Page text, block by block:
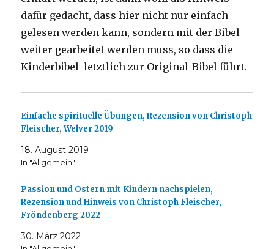
dafür gedacht, dass hier nicht nur einfach
gelesen werden kann, sondern mit der Bibel
weiter gearbeitet werden muss, so dass die
Kinderbibel letztlich zur Original-Bibel führt.
Einfache spirituelle Übungen, Rezension von Christoph
Fleischer, Welver 2019
18. August 2019
In "Allgemein"
Passion und Ostern mit Kindern nachspielen,
Rezension und Hinweis von Christoph Fleischer,
Fröndenberg 2022
30. März 2022